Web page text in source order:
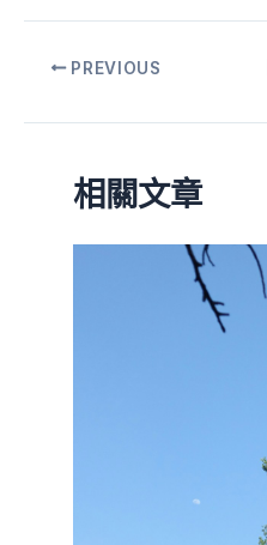
PREVIOUS
相關文章